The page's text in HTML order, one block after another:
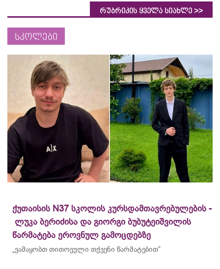
რუბრიკის ყველა სიახლე >>
სკოლები
ქუთაისის N37 სკოლის კურსდამთავრებულების -
ლუკა ბერიძისა და გიორგი ბუბუტეიშვილის
წარმატება ეროვნულ გამოცდებზე
„ვამაყობთ თითოეული თქვენი წარმატებით“